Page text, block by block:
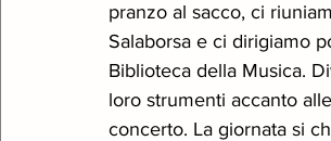
pranzo al sacco, ci
Salaborsa e ci dirigiamo
Biblioteca della Musica.
loro strumenti accanto
concerto. La giornata si